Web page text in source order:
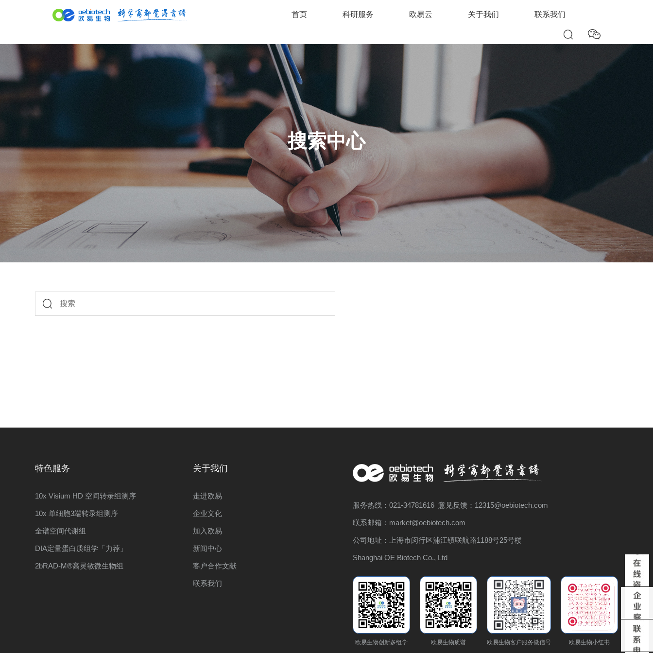
首页 科研服务 欧易云 关于我们 联系我们
搜索中心
特色服务
10x Visium HD 空间转录组测序
10x 单细胞3端转录组测序
全谱空间代谢组
DIA定量蛋白质组学「力荐」
2bRAD-M®高灵敏微生物组
关于我们
走进欧易
企业文化
加入欧易
新闻中心
客户合作文献
联系我们
服务热线：021-34781616 意见反馈：12315@oebiotech.com
联系邮箱：market@oebiotech.com
公司地址：上海市闵行区浦江镇联航路1188号25号楼
Shanghai OE Biotech Co., Ltd
欧易生物创新多组学 欧易生物质谱 欧易生物客户服务微信号 欧易生物小红书